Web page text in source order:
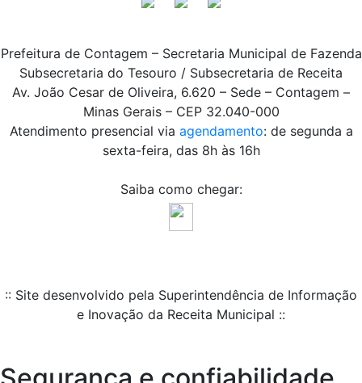
Prefeitura de Contagem – Secretaria Municipal de Fazenda
Subsecretaria do Tesouro / Subsecretaria de Receita
Av. João Cesar de Oliveira, 6.620 – Sede – Contagem –
Minas Gerais – CEP 32.040-000
Atendimento presencial via agendamento: de segunda a
sexta-feira, das 8h às 16h
Saiba como chegar:
:: Site desenvolvido pela Superintendência de Informação
e Inovação da Receita Municipal ::